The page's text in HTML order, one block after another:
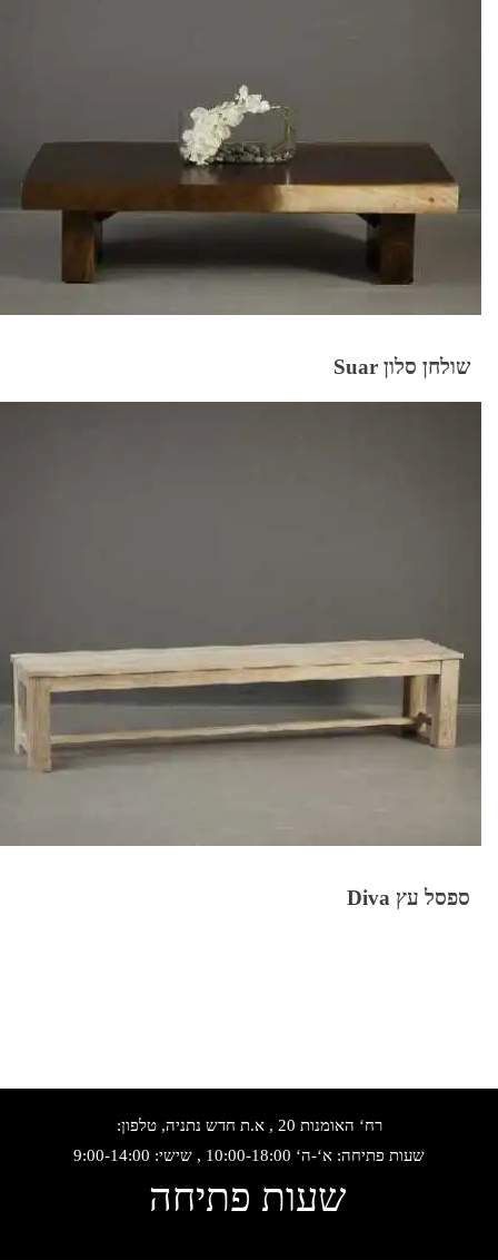
שולחן סלון Suar
ספסל עץ Diva
רח‘ האומנות 20 , א.ת חדש נתניה, טלפון:
שעות פתיחה: א‘-ה‘ 10:00-18:00 , שישי: 9:00-14:00
שעות פתיחה